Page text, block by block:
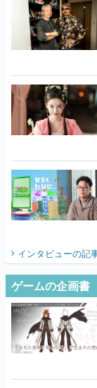
インタビューの記
ゲームの企画書